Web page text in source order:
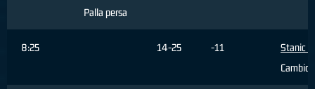
Palla persa
8:25 14-25 -11
Stanic
Cambio